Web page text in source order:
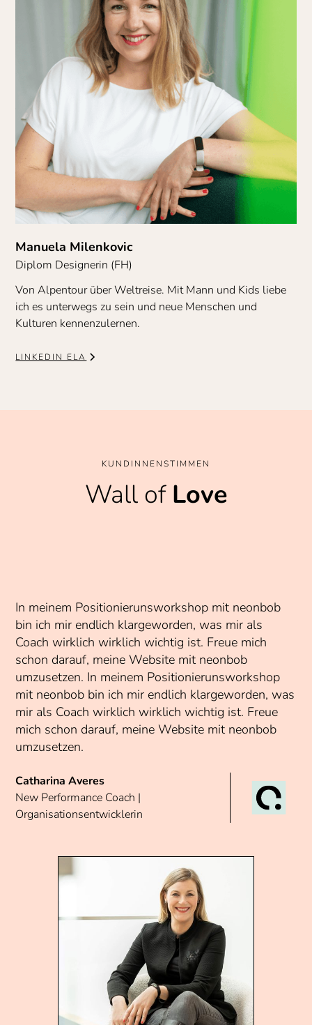
Manuela Milenkovic
Diplom Designerin (FH)
Von Alpentour über Weltreise. Mit Mann und Kids liebe
ich es unterwegs zu sein und neue Menschen und
Kulturen kennenzulernen.
LINKEDIN ELA
KUNDINNENSTIMMEN
Wall of Love
In meinem Positionierunsworkshop mit neonbob
bin ich mir endlich klargeworden, was mir als
Coach wirklich wirklich wichtig ist. Freue mich
schon darauf, meine Website mit neonbob
umzusetzen. In meinem Positionierunsworkshop
mit neonbob bin ich mir endlich klargeworden, was
mir als Coach wirklich wirklich wichtig ist. Freue
mich schon darauf, meine Website mit neonbob
umzusetzen.
Catharina Averes
New Performance Coach |
Organisationsentwicklerin